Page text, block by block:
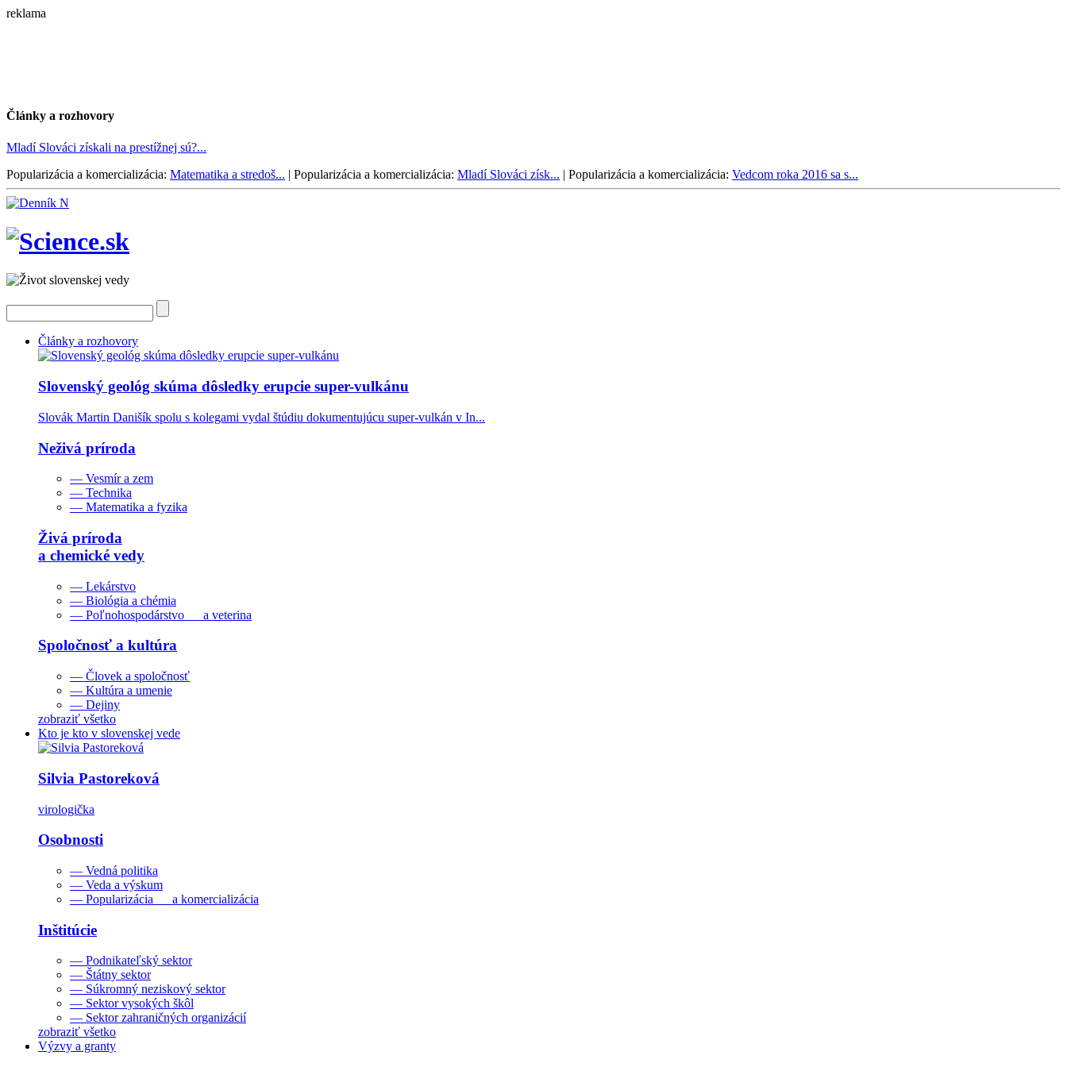
reklama
Články a rozhovory
Mladí Slováci získali na prestížnej sú?...
Popularizácia a komercializácia: Matematika a stredoš... | Popularizácia a komercializácia: Mladí Slováci získ... | Popularizácia a komercializácia: Vedcom roka 2016 sa s...
Články a rozhovory
Slovenský geológ skúma dôsledky erupcie super-vulkánu
Slovák Martin Danišík spolu s kolegami vydal štúdiu dokumentujúcu super-vulkán v In...
Neživá príroda
— Vesmír a zem
— Technika
— Matematika a fyzika
Živá príroda
a chemické vedy
— Lekárstvo
— Biológia a chémia
— Poľnohospodárstvo a veterina
Spoločnosť a kultúra
— Človek a spoločnosť
— Kultúra a umenie
— Dejiny
zobraziť všetko
Kto je kto v slovenskej vede
Silvia Pastoreková
virologička
Osobnosti
— Vedná politika
— Veda a výskum
— Popularizácia a komercializácia
Inštitúcie
— Podnikateľský sektor
— Štátny sektor
— Súkromný neziskový sektor
— Sektor vysokých škôl
— Sektor zahraničných organizácií
zobraziť všetko
Výzvy a granty